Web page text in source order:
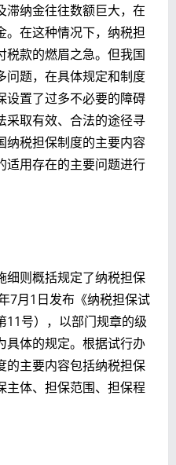
滞纳金往往数额巨大，在
。在这种情况下，纳税担
税款的燃眉之急。但我国
问题，在具体规定和制度
设置了过多不必要的障碍
采取有效、合法的途径寻
纳税担保制度的主要内容
适用存在的主要问题进行
细则概括规定了纳税担保
7月1日发布《纳税担保试
11号），以部门规章的级
具体的规定。根据试行办
的主要内容包括纳税担保
主体、担保范围、担保程